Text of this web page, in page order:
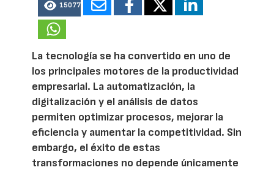
15077
La tecnología se ha convertido en uno de
los principales motores de la productividad
empresarial. La automatización, la
digitalización y el análisis de datos
permiten optimizar procesos, mejorar la
eficiencia y aumentar la competitividad. Sin
embargo, el éxito de estas
transformaciones no depende únicamente